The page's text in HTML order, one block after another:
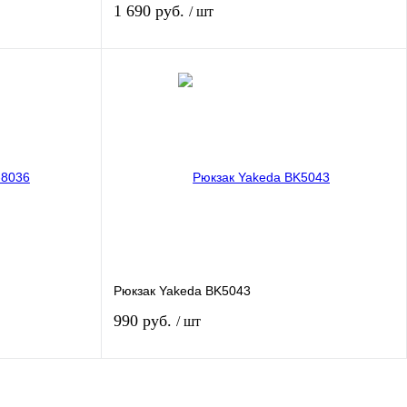
1 690 руб./ шт
45 литров
Рюкзак Yakeda BK5043
990 руб./ шт